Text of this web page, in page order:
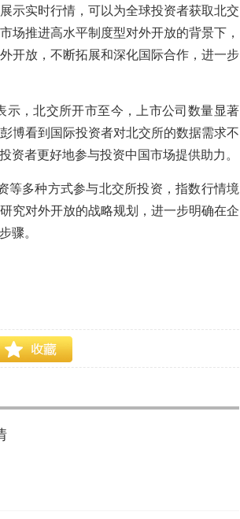
示实时行情，可以为全球投资者获取北交
场推进高水平制度型对外开放的背景下，
开放，不断拓展和深化国际合作，进一步
示，北交所开市至今，上市公司数量显著
博看到国际投资者对北交所的数据需求不
资者更好地参与投资中国市场提供助力。
等多种方式参与北交所投资，指数行情境
究对外开放的战略规划，进一步明确在企
骤。